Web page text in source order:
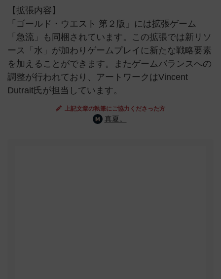
【拡張内容】
「ゴールド・ウエスト 第２版」には拡張ゲーム
「急流」も同梱されています。この拡張では新リソ
ース「水」が加わりゲームプレイに新たな戦略要素
を加えることができます。またゲームバランスへの
調整が行われており、アートワークはVincent
Dutrait氏が担当しています。
上記文章の執筆にご協力くださった方
真夏。